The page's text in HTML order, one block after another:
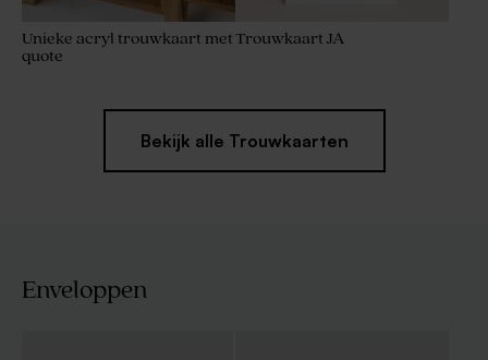
Unieke acryl trouwkaart met
quote
Trouwkaart JA
Bekijk alle Trouwkaarten
Enveloppen